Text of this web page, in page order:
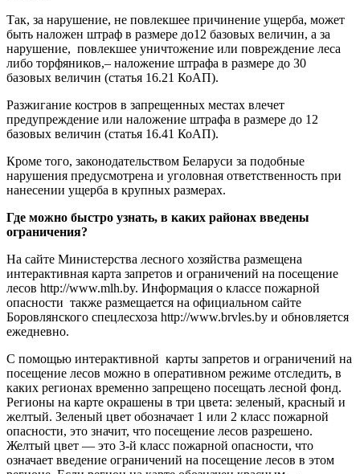
Так, за нарушение, не повлекшее причинение ущерба, может
быть наложен штраф в размере до12 базовых величин, а за
нарушение, повлекшее уничтожение или повреждение леса
либо торфяников,– наложение штрафа в размере до 30
базовых величин (статья 16.21 КоАП).
Разжигание костров в запрещенных местах влечет
предупреждение или наложение штрафа в размере до 12
базовых величин (статья 16.41 КоАП).
Кроме того, законодательством Беларуси за подобные
нарушения предусмотрена и уголовная ответственность при
нанесении ущерба в крупных размерах.
Где можно быстро узнать, в каких районах введены
ограничения?
На сайте Министерства лесного хозяйства размещена
интерактивная карта запретов и ограничений на посещение
лесов http://www.mlh.by. Информация о классе пожарной
опасности также размещается на официальном сайте
Боровлянского спецлесхоза http://www.brvles.by и обновляется
ежедневно.
С помощью интерактивной карты запретов и ограничений на
посещение лесов можно в оперативном режиме отследить, в
каких регионах временно запрещено посещать лесной фонд.
Регионы на карте окрашены в три цвета: зеленый, красный и
желтый. Зеленый цвет обозначает 1 или 2 класс пожарной
опасности, это значит, что посещение лесов разрешено.
Желтый цвет — это 3-й класс пожарной опасности, что
означает введение ограничений на посещение лесов в этом